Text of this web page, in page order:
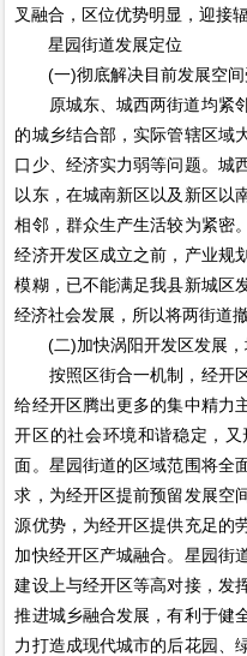
叉融合，区位优势明显，迎接
星园街道发展定位
(一)彻底解决目前发展空间
原城东、城西两街道均紧邻
的城乡结合部，实际管辖区域
口少、经济实力弱等问题。城
以东，在城南新区以及新区以
相邻，群众生产生活较为紧密
经济开发区成立之前，产业规
模糊，已不能满足我县新城区
经济社会发展，所以将两街道
(二)加快涡阳开发区发展，
按照区街合一机制，经开区
给经开区腾出更多的集中精力
开区的社会环境和谐稳定，
面。星园街道的区域范围将全
求，为经开区提前预留发展空
源优势，为经开区提供充足的
加快经开区产城融合。星园街
建设上与经开区等高对接，发
推进城乡融合发展，有利于健
力打造成现代城市的后花园、